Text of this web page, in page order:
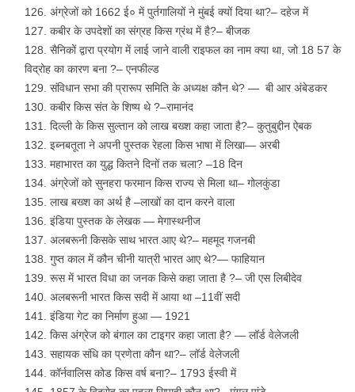
अंग्रेजों को 1662 ई० में पुर्तगालियों ने मुंबई क्यों दिया था?– दहेज में
कबीर के उपदेशों का संग्रह किस ग्रंथ में है?– बीजक
सैनिकों द्वारा प्रयोग में लाई जाने वाली राइफल का नाम क्या था, जो 18 57 के
विद्रोह का कारण बना ?– एनफील्ड
संविधान सभा की प्रारूप समिति के अध्यक्ष कौन थे? — बी आर अंबेडकर
कबीर किस संत के शिष्य थे ?–रामानंद
दिल्ली के किस सुल्तान को लाख बख्श कहा जाता है?– कुतुबुद्दीन ऐबक
इब्नबतूता ने अपनी पुस्तक रेहला किस भाषा में लिखा— अरबी
महाभारत का युद्ध कितने दिनों तक चला? –18 दिन
अंग्रेजों को सुनहरा फरमान किस राज्य से मिला था– गोलकुंडा
लाख बख्श का अर्थ है –लाखों का दान करने वाला
इंडिया पुस्तक के लेखक — मेगास्थनीज
अलबरूनी किसके साथ भारत आए थे?– महमूद गजनबी
गुप्त काल में कौन चीनी यात्री भारत आए थे?— फाहियान
रूस में भारत विधा का जनक किसे कहा जाता है ?– जी एस लिबीदेव
अलबरूनी भारत किस सदी में आया था –11वीं सदी
इंडिया गेट का निर्माण हुआ — 1921
किस अंग्रेज को बंगाल का टाइगर कहा जाता है? — लॉर्ड वेलेजली
सहायक संधि का प्रणेता कौन था?– लॉर्ड वेलेजली
कॉर्नवालिस कोड किस वर्ष बना?– 1793 ईस्वी में